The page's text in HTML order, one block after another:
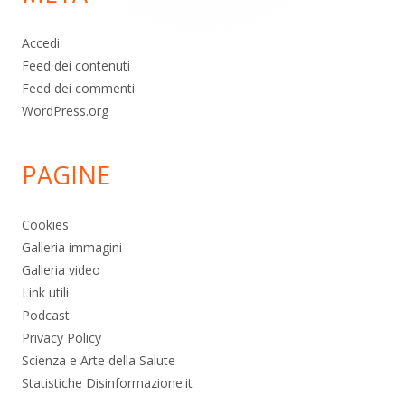
Accedi
Feed dei contenuti
Feed dei commenti
WordPress.org
PAGINE
Cookies
Galleria immagini
Galleria video
Link utili
Podcast
Privacy Policy
Scienza e Arte della Salute
Statistiche Disinformazione.it